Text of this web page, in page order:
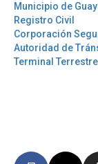
Municipio de
Registro Civil
Corporación
Autoridad de
Terminal Terrestre